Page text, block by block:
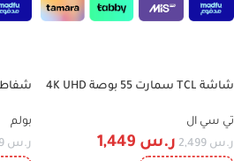
-42%
شاشة TCL سمارت 55 بوصة 4K UHD
موديل 55P61L
تي سي ال
ر.س
ر.س
-40%
بولم
ر.س